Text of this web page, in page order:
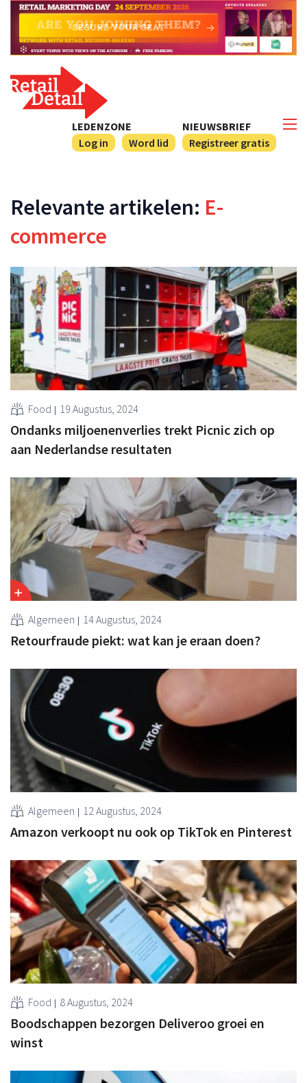
NIEUWSBRIEF
Registreer gratis
LEDENZONE
Log in
Word lid
Relevante artikelen: E-
commerce
Food 19 Augustus, 2024
Ondanks miljoenenverlies trekt Picnic zich op
aan Nederlandse resultaten
Algemeen 14 Augustus, 2024
Retourfraude piekt: wat kan je eraan doen?
Algemeen 12 Augustus, 2024
Amazon verkoopt nu ook op TikTok en Pinterest
Food 8 Augustus, 2024
Boodschappen bezorgen Deliveroo groei en
winst